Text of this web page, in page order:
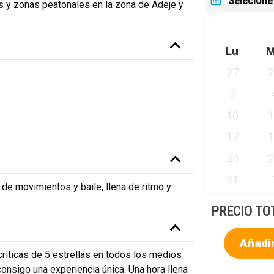
zonas peatonales en la zona de Adeje y
movimientos y baile, llena de ritmo y
de 5 estrellas en todos los medios
una experiencia única. Una hora llena
Lu
27
3
10
17
24
31
PRECIO